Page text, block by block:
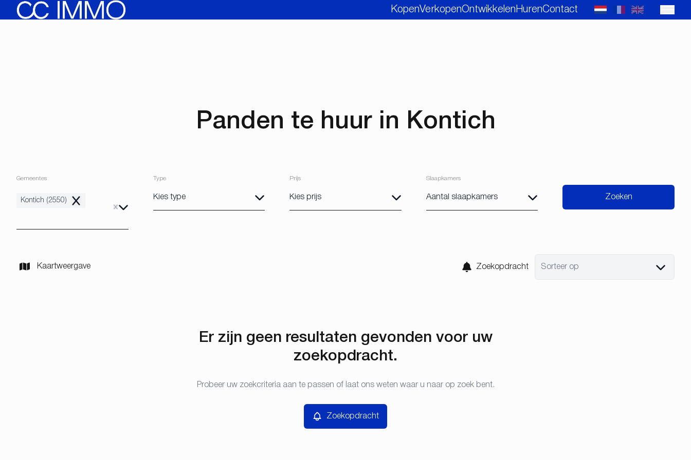
Ga naar hoofdinhoud KopenVerkopenOntwikkelen HurenContact
Panden te huur in Kontich
Gemeentes
Kontich (2550)
Remove
Type Prijs Slaapkamers
Zoeken
Kaartweergave Zoekopdracht Sorteer op
Er zijn geen resultaten gevonden voor uw
zoekopdracht.
Probeer uw zoekcriteria aan te passen of laat ons weten waar u naar op zoek bent.
Zoekopdracht